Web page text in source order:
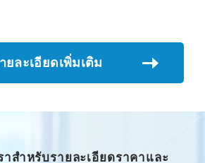
ยละเอียดเพิ่มเติม
สำหรับรายละเอียดราคาและ